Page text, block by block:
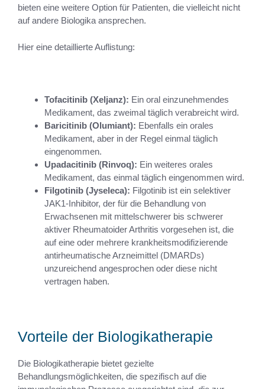
bieten eine weitere Option für Patienten, die vielleicht nicht
auf andere Biologika ansprechen.
Hier eine detaillierte Auflistung:
Tofacitinib (Xeljanz): Ein oral einzunehmendes
Medikament, das zweimal täglich verabreicht wird.
Baricitinib (Olumiant): Ebenfalls ein orales
Medikament, aber in der Regel einmal täglich
eingenommen.
Upadacitinib (Rinvoq): Ein weiteres orales
Medikament, das einmal täglich eingenommen wird.
Filgotinib (Jyseleca): Filgotinib ist ein selektiver
JAK1-Inhibitor, der für die Behandlung von
Erwachsenen mit mittelschwerer bis schwerer
aktiver Rheumatoider Arthritis vorgesehen ist, die
auf eine oder mehrere krankheitsmodifizierende
antirheumatische Arzneimittel (DMARDs)
unzureichend angesprochen oder diese nicht
vertragen haben.
Vorteile der Biologikatherapie
Die Biologikatherapie bietet gezielte
Behandlungsmöglichkeiten, die spezifisch auf die